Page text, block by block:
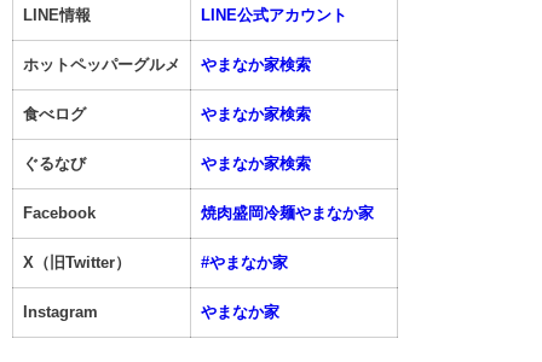
LINE情報 LINE公式アカウント
ホットペッパーグルメ やまなか家検索
食べログ やまなか家検索
ぐるなび やまなか家検索
Facebook 焼肉盛岡冷麺やまなか家
X（旧Twitter） #やまなか家
Instagram やまなか家